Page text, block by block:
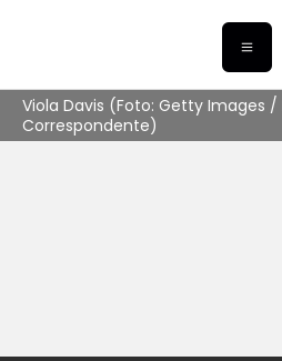
Viola Davis (Foto: Getty Images
Correspondente)